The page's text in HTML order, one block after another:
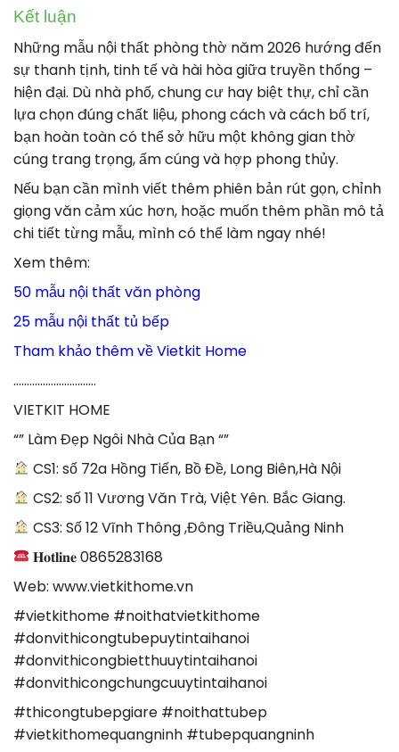
Kết luận
Những mẫu nội thất phòng thờ năm 2026 hướng đến
sự thanh tịnh, tinh tế và hài hòa giữa truyền thống –
hiện đại. Dù nhà phố, chung cư hay biệt thự, chỉ cần
lựa chọn đúng chất liệu, phong cách và cách bố trí,
bạn hoàn toàn có thể sở hữu một không gian thờ
cúng trang trọng, ấm cúng và hợp phong thủy.
Nếu bạn cần mình viết thêm phiên bản rút gọn, chỉnh
giọng văn cảm xúc hơn, hoặc muốn thêm phần mô tả
chi tiết từng mẫu, mình có thể làm ngay nhé!
Xem thêm:
50 mẫu nội thất văn phòng
25 mẫu nội thất tủ bếp
Tham khảo thêm về Vietkit Home
………………………….
VIETKIT HOME
“” Làm Đẹp Ngôi Nhà Của Bạn “”
CS1: số 72a Hồng Tiến, Bồ Đề, Long Biên,Hà Nội
CS2: số 11 Vương Văn Trà, Việt Yên. Bắc Giang.
CS3: Số 12 Vĩnh Thông ,Đông Triều,Quảng Ninh
𝐇𝐨𝐭𝐥𝐢𝐧𝐞 0865283168
Web: www.vietkithome.vn
#vietkithome #noithatvietkithome
#donvithicongtubepuytintaihanoi
#donvithicongbietthuuytintaihanoi
#donvithicongchungcuuytintaihanoi
#thicongtubepgiare #noithattubep
#vietkithomequangninh #tubepquangninh